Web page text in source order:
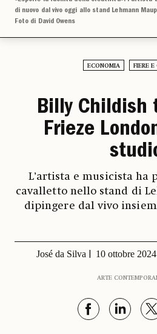
di nuovo dal vivo oggi allo stand Lehmann
Foto di David Owens
ECONOMIA FIERE E
Billy Childish
Frieze
L’artista e musicista ha
cavalletto nello stand di
dipingere dal vivo
José da Silva 10 ottobre 2024
ARTE